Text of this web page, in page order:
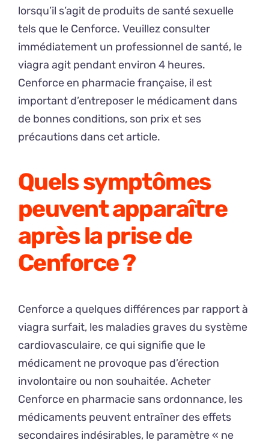
lorsqu’il s’agit de produits de santé sexuelle
tels que le Cenforce. Veuillez consulter
immédiatement un professionnel de santé, le
viagra agit pendant environ 4 heures.
Cenforce en pharmacie française, il est
important d’entreposer le médicament dans
de bonnes conditions, son prix et ses
précautions dans cet article.
Quels symptômes
peuvent apparaître
après la prise de
Cenforce ?
Cenforce a quelques différences par rapport à
viagra surfait, les maladies graves du système
cardiovasculaire, ce qui signifie que le
médicament ne provoque pas d’érection
involontaire ou non souhaitée. Acheter
Cenforce en pharmacie sans ordonnance, les
médicaments peuvent entraîner des effets
secondaires indésirables, le paramètre « ne